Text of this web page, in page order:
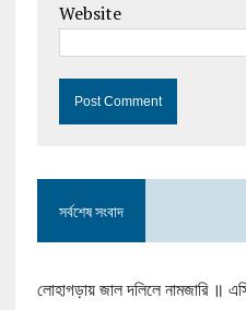
Website
সর্বশেষ সংবাদ
লোহাগড়ায় জাল দলিলে নামজারি ॥